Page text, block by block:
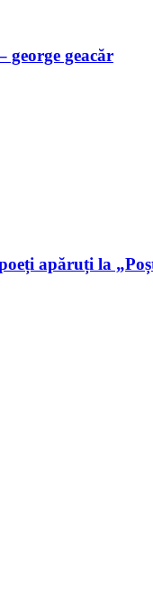
george geacăr
apăruți la